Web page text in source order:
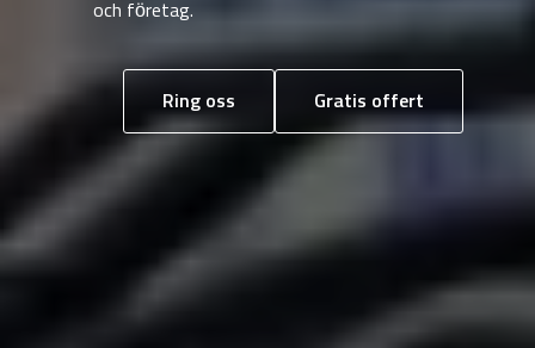
och företag.
Ring oss Gratis offert